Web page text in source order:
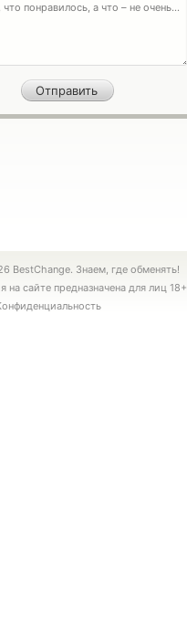
BestChange. Знаем, где обменять!
на сайте предназначена для лиц 18+